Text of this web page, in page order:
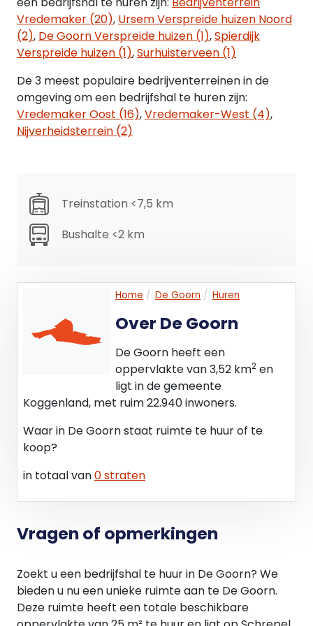
gebruik conform een op te stellen
huurovereenkomst zal gecontroleerd worden.
Servicekosten: n.n.b.
AANVAARDING
Op korte termijn, februari 2023
Verhuur onder voorbehoud goedkeuring
verhuurder.
informatie op zorgvuldige wijze verzameld en
samengeteld, echter er wordt voor de inhoud van
de verstrekte informatie door HOFFSTAD
Er kunnen derhalve géén rechten worden
ontleend aan de inhoud van de verstrekte
informatie. Geïnteresseerde huurder, dient in het
huurproces duidelijk zijn uitgangspunten, eisen en
overige relevante zaken aan verhuurder kenbaar
te maken, welke als basis kan dienen voor de
huurovereenkomst.
Op al onze werkzaamheden zijn de Algemene
opdrachtgevers van toepassing, welke via onze
site ( / download) te downloaden is.
Vredemaker (20), Ursem Verspreide huizen Noord
(2), De Goorn Verspreide huizen (1),Spierdijk
Verspreide huizen (1),Surhuisterveen (1)
De 3 meest populaire bedrijventerreinen in de
omgeving om een bedrijfshal te huren zijn:
Vredemaker Oost (16),Vredemaker-West (4),
Nijverheidsterrein (2)
Treinstation <7,5 km
Bushalte <2 km
Home De Goorn Huren
Over De Goorn
De Goorn heeft een
oppervlakte van 3,52 km2 en
ligt in de gemeente
Koggenland, met ruim 22.940 inwoners.
Waar in De Goorn staat ruimte te huur of te
koop?
in totaal van0 straten
Vragen of opmerkingen
Zoekt u een bedrijfshal te huur in De Goorn? We
bieden u nu een unieke ruimte aan te De Goorn.
Deze ruimte heeft een totale beschikbare